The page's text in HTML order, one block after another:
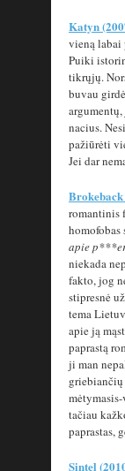
Katyn
vieną labai
Puiki
tikrųjų.
buvau
nacius.
pažiūrėti
Jei dar
romantinis
homofobas
apie
niekada
fakto, jog
stipresnė
tema
apie ją
paprastą
ji man
tačiau
paprastas,
Sintel